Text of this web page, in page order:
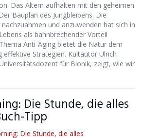
Das Altern aufhalten mit den geheimen
Bauplan des Jungbleibens. Die
und anzuwenden hat sich in
als bahnbrechender Vorteil
Anti-Aging bietet die Natur dem
effektive Strategien. Kultautor Ulrich
für Bionik, zeigt, wie wir
Die Stunde, die alles
Tipp